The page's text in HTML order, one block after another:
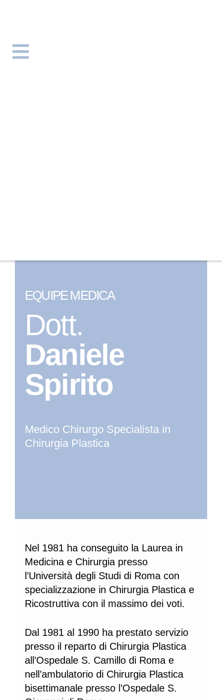
EQUIPE MEDICA
Dott.
Daniele
Spirito
Medico Chirurgo Specialista in
Chirurgia Plastica
Nel 1981 ha conseguito la Laurea in
Medicina e Chirurgia presso
l’Università degli Studi di Roma con
specializzazione in Chirurgia Plastica e
Ricostruttiva con il massimo dei voti.
Dal 1981 al 1990 ha prestato servizio
presso il reparto di Chirurgia Plastica
all’Ospedale S. Camillo di Roma e
nell’ambulatorio di Chirurgia Plastica
bisettimanale presso l’Ospedale S.